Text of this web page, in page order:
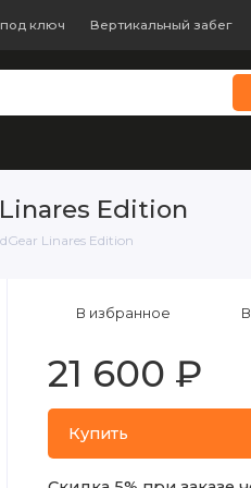
ключ Вертикальный забег
Edition
Linares Edition
21 600 ₽
Купить
В избранное